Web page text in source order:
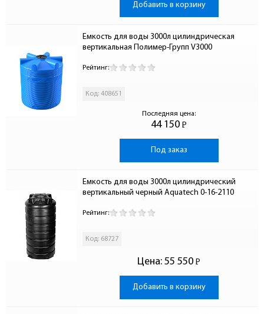
Добавить в корзину
Емкость для воды 3000л цилиндрическая
вертикальная Полимер-Групп V3000
Рейтинг:
Код: 408651
Последняя цена:
44 150 Р
-
Под заказ
Емкость для воды 3000л цилиндрический
вертикальный черный Aquatech 0-16-2110
Рейтинг:
Код: 68727
Цена: 55 550 Р
-
Добавить в корзину